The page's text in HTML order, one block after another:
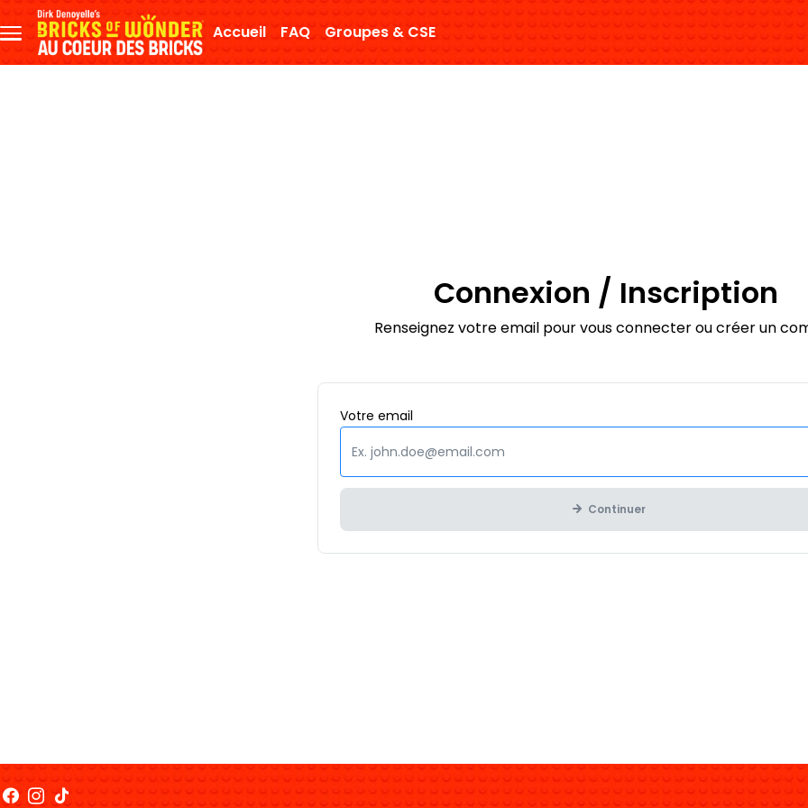
Aller au contenu principal
Menu
principal
Accueil FAQ Groupes & CSE
Connexion / Inscription
Renseignez votre email pour vous connecter ou créer un
Votre email
Continuer